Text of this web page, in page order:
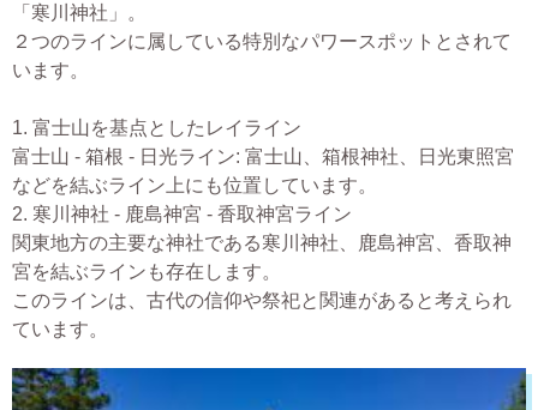
「寒川神社」。
２つのラインに属している特別なパワースポットとされて
います。
1. 富士山を基点としたレイライン
富士山 - 箱根 - 日光ライン: 富士山、箱根神社、日光東照宮
などを結ぶライン上にも位置しています。
2. 寒川神社 - 鹿島神宮 - 香取神宮ライン
関東地方の主要な神社である寒川神社、鹿島神宮、香取神
宮を結ぶラインも存在します。
このラインは、古代の信仰や祭祀と関連があると考えられ
ています。